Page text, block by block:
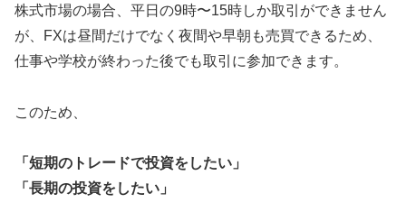
株式市場の場合、平日の9時〜15時しか取引ができません
が、FXは昼間だけでなく夜間や早朝も売買できるため、
仕事や学校が終わった後でも取引に参加できます。
このため、
「短期のトレードで投資をしたい」
「長期の投資をしたい」